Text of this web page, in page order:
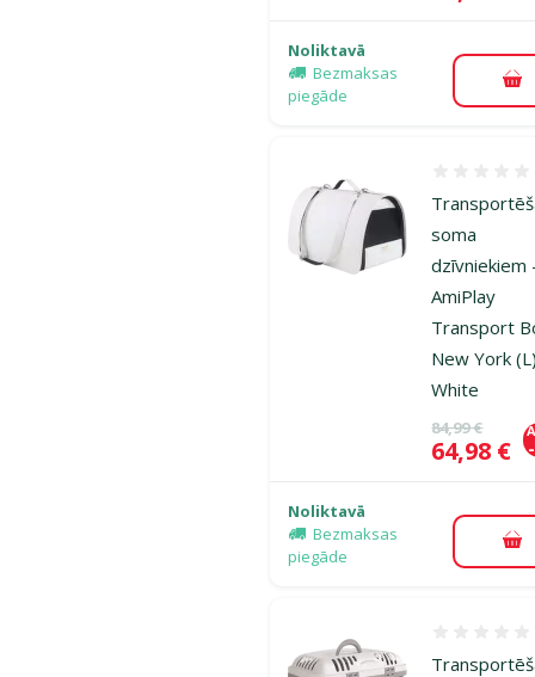
Noliktavā
Bezmaksas
piegāde
soma
dzīvniekiem
AmiPlay
Transport
New York
White
Oriģinālā
84,99 €
Cena
64,98 €
Noliktavā
Bezmaksas
piegāde